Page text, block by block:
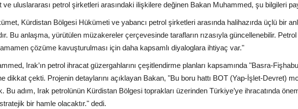
ve uluslararası petrol şirketleri arasındaki ilişkilere değinen Bakan Muhammed, şu bilgileri
Kürdistan Bölgesi Hükümeti ve yabancı petrol şirketleri arasında halihazırda üçlü bir
Bu anlaşma, yürütülen müzakereler çerçevesinde tarafların rızasıyla güncellenebilir. Petrol
çözüme kavuşturulması için daha kapsamlı diyaloglara ihtiyaç var."
Irak’ın petrol ihracat güzergahlarını çeşitlendirme planları kapsamında "Basra-
dikkat çekti. Projenin detaylarını açıklayan Bakan, "Bu boru hattı BOT (Yap-İşlet-Devret)
Bu adım, Irak petrolünün Kürdistan Bölgesi toprakları üzerinden Türkiye’ye ihracatında
bir hamle olacaktır." dedi.